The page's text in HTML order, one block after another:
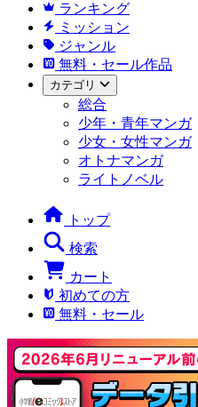
ランキング
ミッション
ジャンル
無料・セール作品
カテゴリ
総合
少年・青年マンガ
少女・女性マンガ
オトナマンガ
ライトノベル
トップ
検索
カート
初めての方
無料・セール